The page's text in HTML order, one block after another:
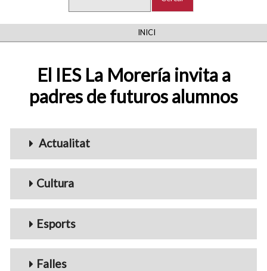
FIL
INICI
El IES La Morería invita a
padres de futuros alumnos
Menu_Videos
Actualitat
Cultura
Esports
Falles